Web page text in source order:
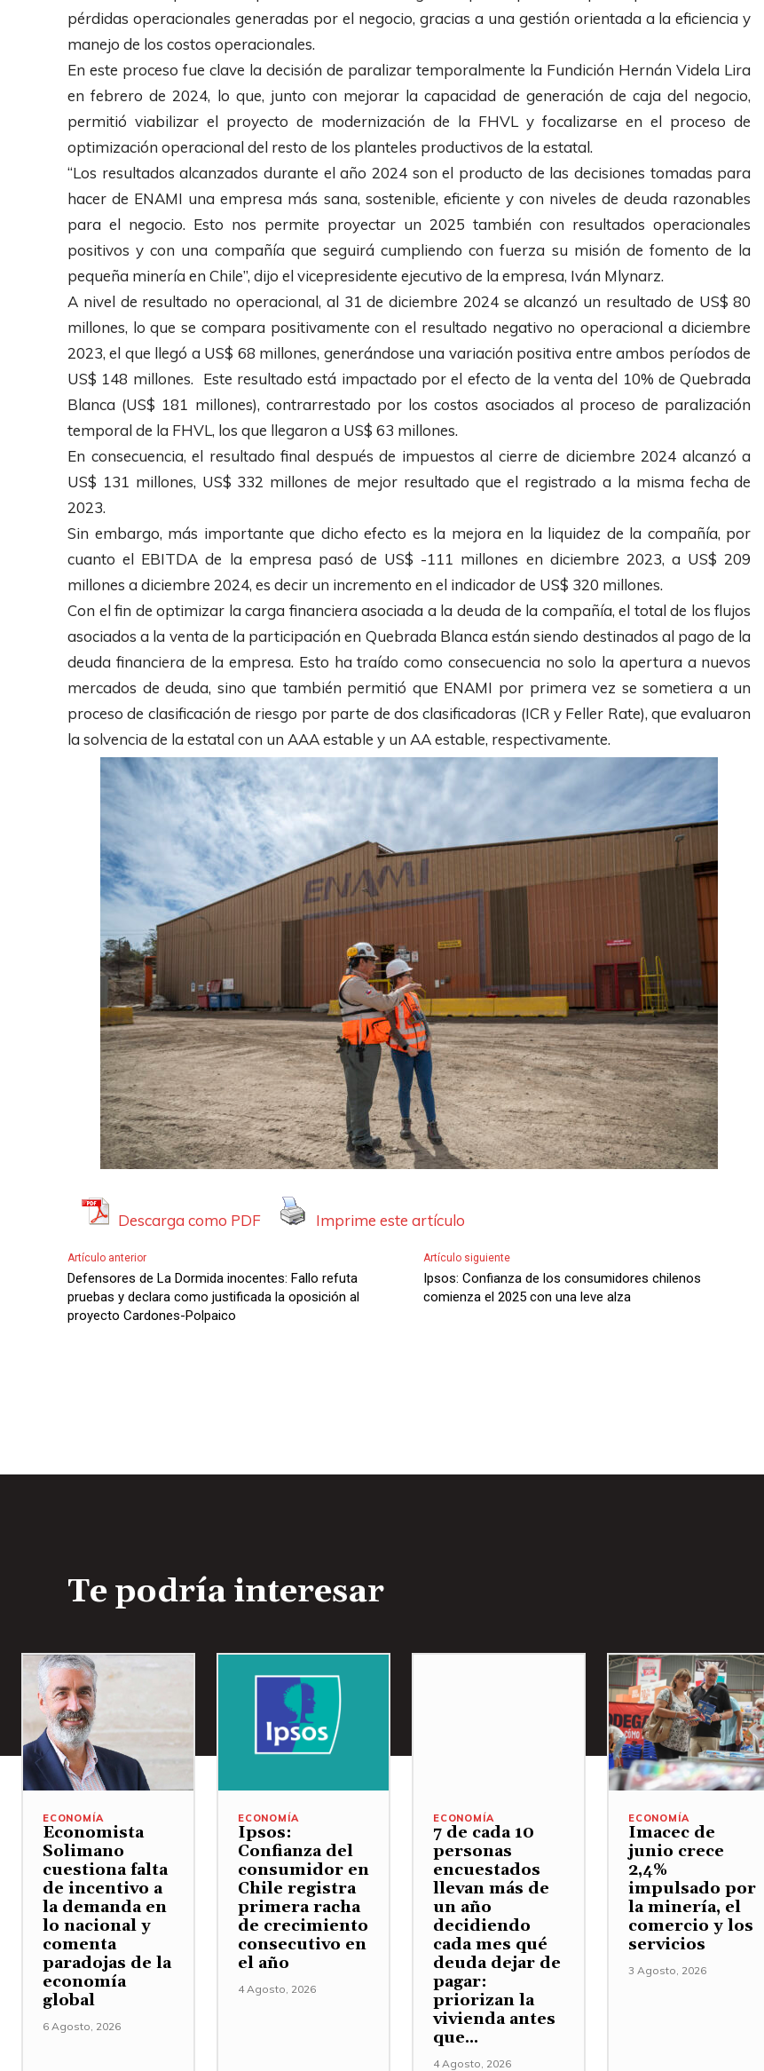
pérdidas operacionales generadas por el negocio, gracias a una gestión orientada a la eficiencia y
manejo de los costos operacionales.
En este proceso fue clave la decisión de paralizar temporalmente la Fundición Hernán Videla Lira
en febrero de 2024, lo que, junto con mejorar la capacidad de generación de caja del negocio,
permitió viabilizar el proyecto de modernización de la FHVL y focalizarse en el proceso de
optimización operacional del resto de los planteles productivos de la estatal.
“Los resultados alcanzados durante el año 2024 son el producto de las decisiones tomadas para
hacer de ENAMI una empresa más sana, sostenible, eficiente y con niveles de deuda razonables
para el negocio. Esto nos permite proyectar un 2025 también con resultados operacionales
positivos y con una compañía que seguirá cumpliendo con fuerza su misión de fomento de la
pequeña minería en Chile”, dijo el vicepresidente ejecutivo de la empresa, Iván Mlynarz.
A nivel de resultado no operacional, al 31 de diciembre 2024 se alcanzó un resultado de US$ 80
millones, lo que se compara positivamente con el resultado negativo no operacional a diciembre
2023, el que llegó a US$ 68 millones, generándose una variación positiva entre ambos períodos de
US$ 148 millones. Este resultado está impactado por el efecto de la venta del 10% de Quebrada
Blanca (US$ 181 millones), contrarrestado por los costos asociados al proceso de paralización
temporal de la FHVL, los que llegaron a US$ 63 millones.
En consecuencia, el resultado final después de impuestos al cierre de diciembre 2024 alcanzó a
US$ 131 millones, US$ 332 millones de mejor resultado que el registrado a la misma fecha de
2023.
Sin embargo, más importante que dicho efecto es la mejora en la liquidez de la compañía, por
cuanto el EBITDA de la empresa pasó de US$ -111 millones en diciembre 2023, a US$ 209
millones a diciembre 2024, es decir un incremento en el indicador de US$ 320 millones.
Con el fin de optimizar la carga financiera asociada a la deuda de la compañía, el total de los flujos
asociados a la venta de la participación en Quebrada Blanca están siendo destinados al pago de la
deuda financiera de la empresa. Esto ha traído como consecuencia no solo la apertura a nuevos
mercados de deuda, sino que también permitió que ENAMI por primera vez se sometiera a un
proceso de clasificación de riesgo por parte de dos clasificadoras (ICR y Feller Rate), que evaluaron
la solvencia de la estatal con un AAA estable y un AA estable, respectivamente.
Descarga como PDF Imprime este artículo
Artículo anterior
Defensores de La Dormida inocentes: Fallo refuta
pruebas y declara como justificada la oposición al
proyecto Cardones-Polpaico
Artículo siguiente
Ipsos: Confianza de los consumidores chilenos
comienza el 2025 con una leve alza
Te podría interesar
ECONOMÍA
Economista
Solimano
cuestiona falta
de incentivo a
la demanda en
lo nacional y
comenta
paradojas de la
economía
global
6 Agosto, 2026
ECONOMÍA
Ipsos:
Confianza del
consumidor en
Chile registra
primera racha
de crecimiento
consecutivo en
el año
4 Agosto, 2026
ECONOMÍA
7 de cada 10
personas
encuestados
llevan más de
un año
decidiendo
cada mes qué
deuda dejar de
pagar:
priorizan la
vivienda antes
que...
4 Agosto, 2026
ECONOMÍA
Imacec de
junio crece
2,4%
impulsado por
la minería, el
comercio y los
servicios
3 Agosto, 2026